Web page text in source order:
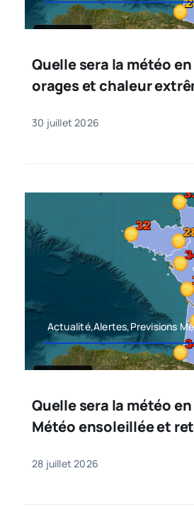
Quelle sera la météo
orages et chaleur
30 juillet 2026
Actualité,Alertes,Previsions
Quelle sera la météo
Météo ensoleillée et
28 juillet 2026